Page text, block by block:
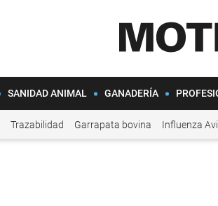
SANIDAD ANIMAL GANADERÍA
Trazabilidad Garrapata bovina Influenza